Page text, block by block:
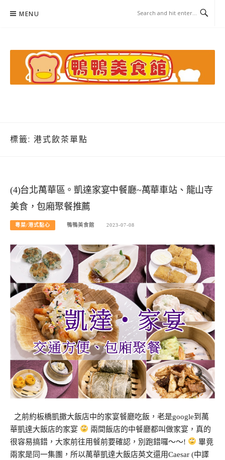
MENU
標籤: 港式飲茶單點
(4)台北萬華區。凱達家宴中餐廳~萬華車站、龍山寺
美食，包廂聚餐推薦
粵菜/港式點心 鴨鴨美食館 2023-07-08
之前約板橋凱撒大飯店中的家宴餐廳吃飯，老是google到萬
華凱達大飯店的家宴
兩間飯店的中餐廳都叫做家宴，真的
很容易搞錯，大家前往用餐前要確認，別跑錯囉～～!
畢竟
兩家是同一集團，所以萬華凱達大飯店英文還用Caesar (中譯